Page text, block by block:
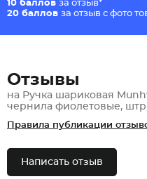
10 баллов за отзыв*
20 баллов за отзыв с фото
Отзывы
на Ручка шариковая
чернила фиолетовые,
Правила публикации
Написать отзыв